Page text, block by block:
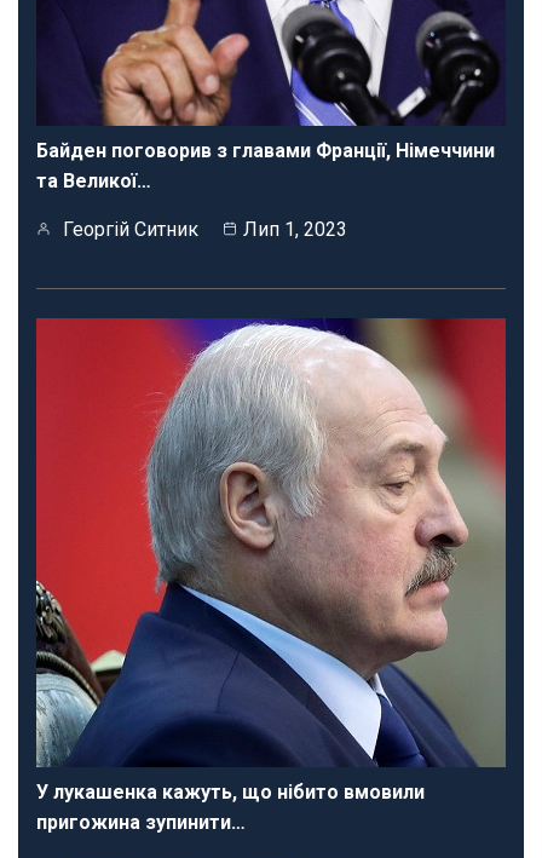
Байден поговорив з главами Франції, Німеччини
та Великої…
Георгій Ситник Лип 1, 2023
У лукашенка кажуть, що нібито вмовили
пригожина зупинити…